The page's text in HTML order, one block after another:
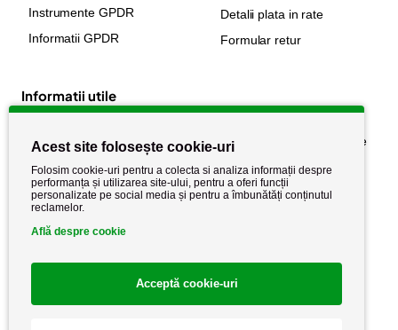
Instrumente GPDR
Informatii GPDR
Detalii plata in rate
Formular retur
Informatii utile
Despre noi
Stiri si noutati
Politica de cookie
Politica de confidențialitate
Politica de retur
Termeni si conditii
Acest site folosește cookie-uri
Folosim cookie-uri pentru a colecta si analiza informații despre
performanța și utilizarea site-ului, pentru a oferi funcții
personalizate pe social media și pentru a îmbunătăți conținutul
reclamelor.
Află despre cookie
Acceptă cookie-uri